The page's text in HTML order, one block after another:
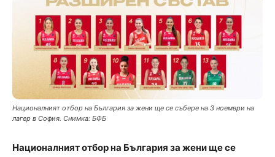
Националният отбор на България за жени ще се събере на 3 ноември на
лагер в София. Снимка: БФБ
Националният отбор на България за жени ще се